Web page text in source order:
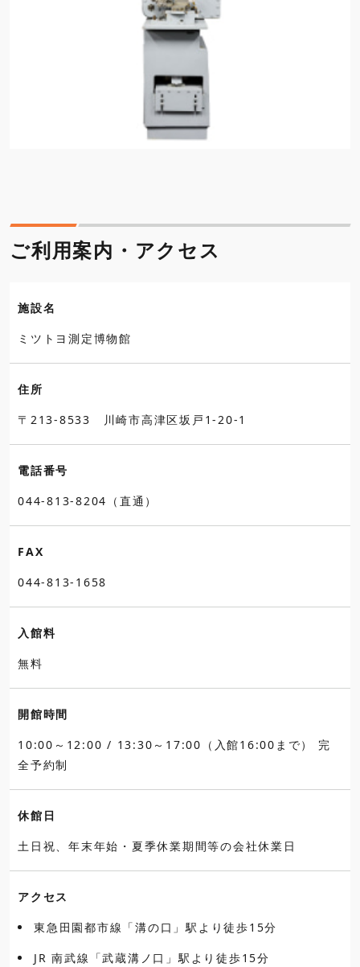
ご利用案内・アクセス
施設名
ミツトヨ測定博物館
住所
〒213-8533 川崎市高津区坂戸1-20-1
電話番号
044-813-8204（直通）
FAX
044-813-1658
入館料
無料
開館時間
10:00～12:00 / 13:30～17:00（入館16:00まで） 完
全予約制
休館日
土日祝、年末年始・夏季休業期間等の会社休業日
アクセス
東急田園都市線「溝の口」駅より徒歩15分
JR 南武線「武蔵溝ノ口」駅より徒歩15分